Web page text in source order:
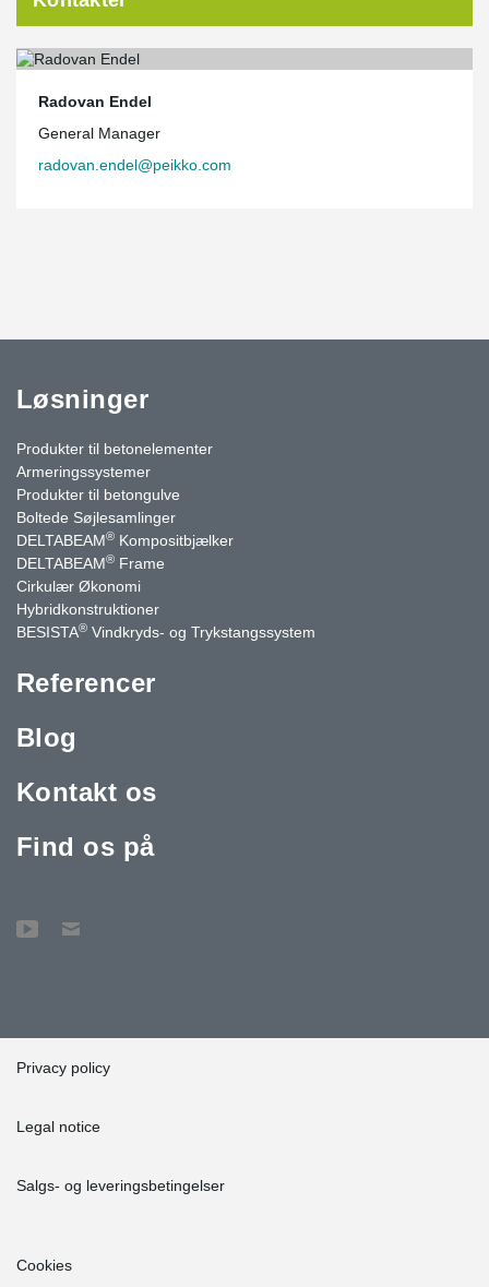
Radovan Endel
General Manager
radovan.endel@peikko.com
Løsninger
Produkter til betonelementer
Armeringssystemer
Produkter til betongulve
Boltede Søjlesamlinger
DELTABEAM® Kompositbjælker
DELTABEAM® Frame
Cirkulær Økonomi
Hybridkonstruktioner
BESISTA® Vindkryds- og Trykstangssystem
Referencer
Blog
Kontakt os
Find os på
Privacy policy
Legal notice
Salgs- og leveringsbetingelser
Cookies